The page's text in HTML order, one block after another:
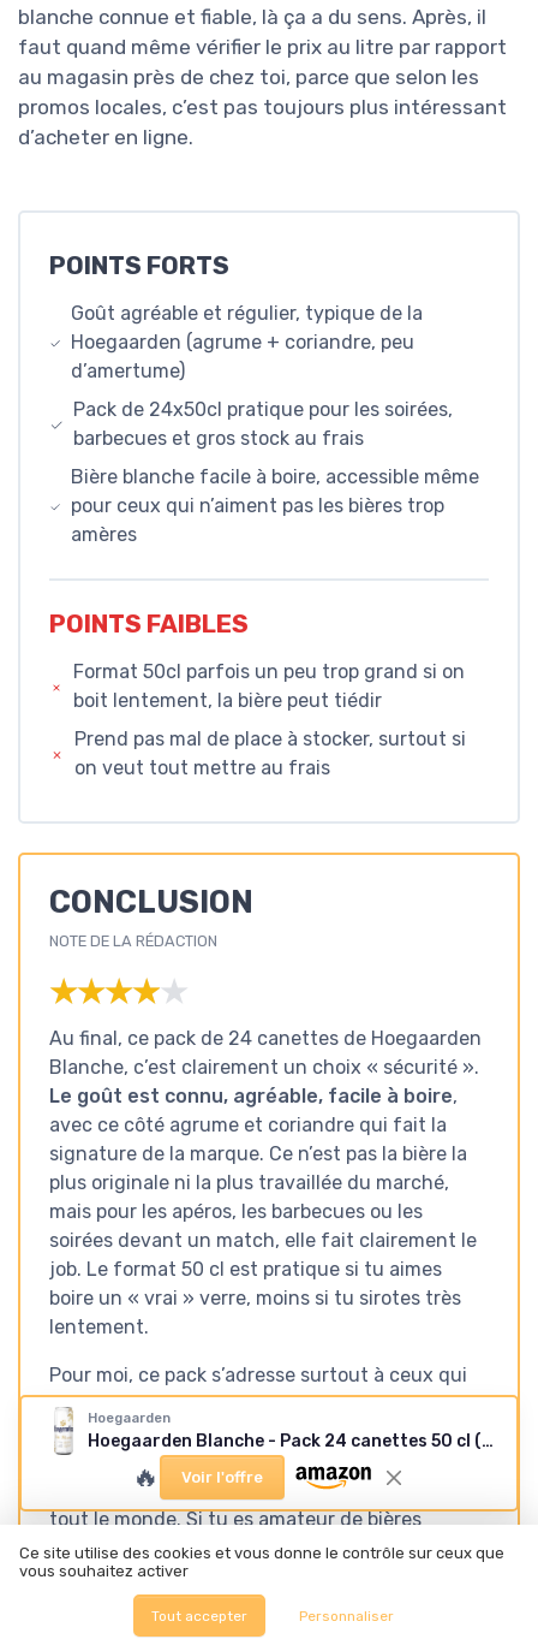
blanche connue et fiable, là ça a du sens. Après, il
faut quand même vérifier le prix au litre par rapport
au magasin près de chez toi, parce que selon les
promos locales, c’est pas toujours plus intéressant
d’acheter en ligne.
POINTS FORTS
Goût agréable et régulier, typique de la
Hoegaarden (agrume + coriandre, peu
d’amertume)
Pack de 24x50cl pratique pour les soirées,
barbecues et gros stock au frais
Bière blanche facile à boire, accessible même
pour ceux qui n’aiment pas les bières trop
amères
POINTS FAIBLES
Format 50cl parfois un peu trop grand si on
boit lentement, la bière peut tiédir
Prend pas mal de place à stocker, surtout si
on veut tout mettre au frais
CONCLUSION
NOTE DE LA RÉDACTION
★★★★★
★★★★★
Au final, ce pack de 24 canettes de Hoegaarden
Blanche, c’est clairement un choix « sécurité ».
Le goût est connu, agréable, facile à boire,
avec ce côté agrume et coriandre qui fait la
signature de la marque. Ce n’est pas la bière la
plus originale ni la plus travaillée du marché,
mais pour les apéros, les barbecues ou les
soirées devant un match, elle fait clairement le
job. Le format 50 cl est pratique si tu aimes
boire un « vrai » verre, moins si tu sirotes très
lentement.
Pour moi, ce pack s’adresse surtout à ceux qui
savent déjà qu’ils aiment la Hoegaarden et qui
veulent du stock à la maison, ou à ceux qui
organisent souvent des soirées et veulent une
bière blanche qui passe bien auprès d’un peu
tout le monde. Si tu es amateur de bières
artisanales très pointues, tu vas trouver ça trop
classique. Si tu cherches juste une bière
blanche fiable, fraîche, avec un goût agréable et
régulier, tu seras probablement satisfait. Ceux
Hoegaarden
Hoegaarden Blanche - Pack 24 canettes 50 cl (12 L) 4.9%
🔥 Voir l'offre
Ce site utilise des cookies et vous donne le contrôle sur ceux que
vous souhaitez activer
Tout accepter Personnaliser